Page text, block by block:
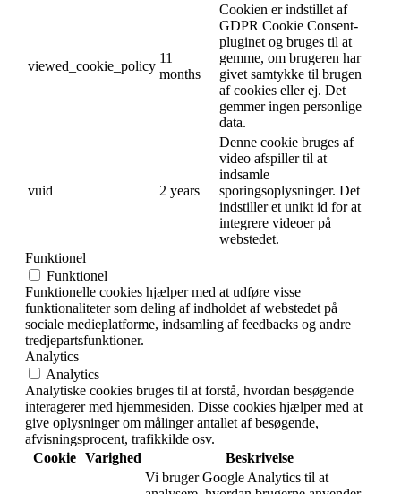
viewed_cookie_policy
11
months
Cookien er indstillet af
GDPR Cookie Consent-
pluginet og bruges til at
gemme, om brugeren har
givet samtykke til brugen
af cookies eller ej. Det
gemmer ingen personlige
data.
vuid 2 years
Denne cookie bruges af
video afspiller til at
indsamle
sporingsoplysninger. Det
indstiller et unikt id for at
integrere videoer på
webstedet.
Funktionel
Funktionel
Funktionelle cookies hjælper med at udføre visse
funktionaliteter som deling af indholdet af webstedet på
sociale medieplatforme, indsamling af feedbacks og andre
tredjepartsfunktioner.
Analytics
Analytics
Analytiske cookies bruges til at forstå, hvordan besøgende
interagerer med hjemmesiden. Disse cookies hjælper med at
give oplysninger om målinger antallet af besøgende,
afvisningsprocent, trafikkilde osv.
Cookie Varighed
Beskrivelse
Vi bruger Google Analytics til at